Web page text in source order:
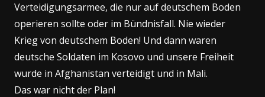
Verteidigungsarmee, die nur auf deutschem Boden
operieren sollte oder im Bündnisfall. Nie wieder
Krieg von deutschem Boden! Und dann waren
deutsche Soldaten im Kosovo und unsere Freiheit
wurde in Afghanistan verteidigt und in Mali.
Das war nicht der Plan!